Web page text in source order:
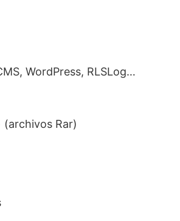
WordPress, RLSLog…
Rar)